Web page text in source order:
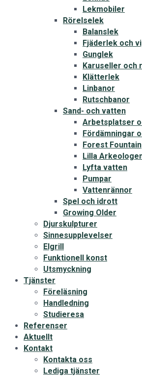
Lekmobiler
Rörelselek
Balanslek
Fjäderlek och
Gunglek
Karuseller och
Klätterlek
Linbanor
Rutschbanor
Sand- och vatten
Arbetsplatser
Fördämningar
Forest Fountain
Lilla
Lyfta vatten
Pumpar
Vattenrännor
Spel och idrott
Growing Older
Djurskulpturer
Sinnesupplevelser
Elgrill
Funktionell konst
Utsmyckning
Tjänster
Föreläsning
Handledning
Studieresa
Referenser
Aktuellt
Kontakt
Kontakta oss
Lediga tjänster